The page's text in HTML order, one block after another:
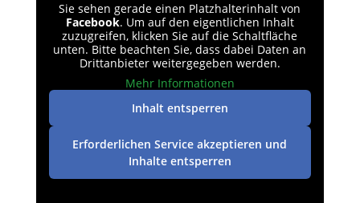
Sie sehen gerade einen Platzhalterinhalt von
Facebook. Um auf den eigentlichen Inhalt
zuzugreifen, klicken Sie auf die Schaltfläche
unten. Bitte beachten Sie, dass dabei Daten an
Drittanbieter weitergegeben werden.
Mehr Informationen
Inhalt entsperren
Erforderlichen Service akzeptieren und
Inhalte entsperren